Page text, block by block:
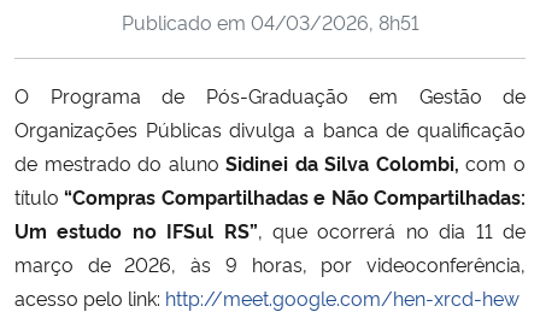
Ministério da Cidadania
Ministério de Minas e Energia
Ministério da Ciência, Tecnologia, Inovações e Comunicações
Ministério do Meio Ambiente
Publicado em 04/03/2026, 8h51
O Programa de Pós-Graduação em Gestão de
Organizações Públicas divulga a banca de qualificação
de mestrado do aluno Sidinei da Silva Colombi, com o
título “Compras Compartilhadas e Não Compartilhadas:
Um estudo no IFSul RS”, que ocorrerá no dia 11 de
março de 2026, às 9 horas, por videoconferência,
acesso pelo link: http://meet.google.com/hen-xrcd-hew